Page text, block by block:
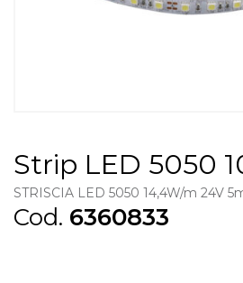
Strip LED 5050
STRISCIA LED 5050 14,4W/m 24V
Cod. 6360833